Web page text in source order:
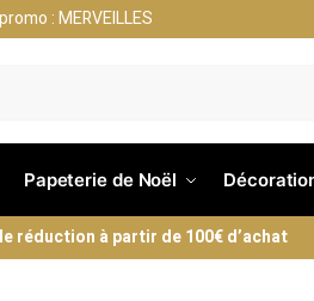
: MERVEILLES
Papeterie de Noël
réduction à partir de 100€ d’achat